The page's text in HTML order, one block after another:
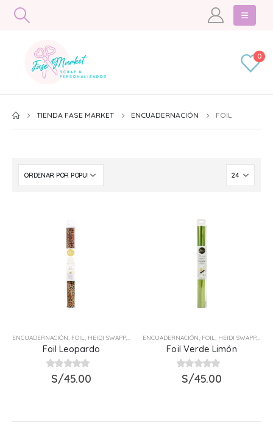
0
TIENDA FASE MARKET ENCUADERNACIÓN FOIL
ENCUADERNACIÓN, FOIL, HEIDI SWAPP, MARCA
Foil Leopardo
out of 5
S/45.00
ENCUADERNACIÓN, FOIL, HEIDI SWAPP,
Foil Verde Limón
out of 5
S/45.00